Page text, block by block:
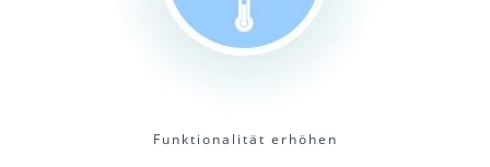
Funktionalität erhöhen